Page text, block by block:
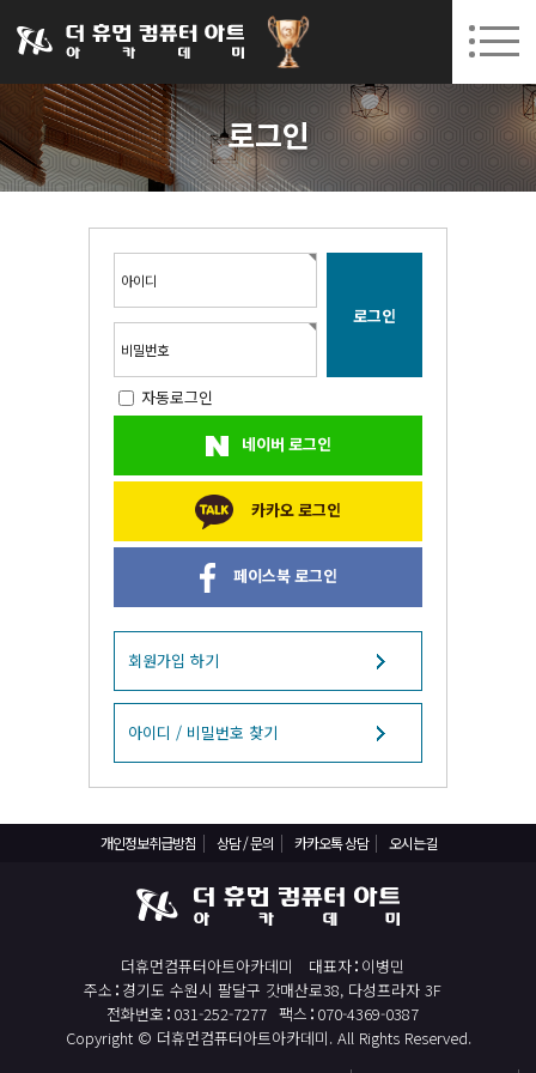
031-252-7277 수원캠퍼스 개강 08. 12.(수)
회원가입 고객센터
로그인
아이디
비밀번호
자동로그인
네이버 로그인
카카오 로그인
페이스북 로그인
회원가입 하기
아이디 / 비밀번호 찾기
개인정보취급방침 상담 / 문의 카카오톡 상담 오시는길
더휴먼컴퓨터아트아카데미 대표자 이병민
주소 경기도 수원시 팔달구 갓매산로38, 다성프라자 3F
전화번호 031-252-7277 팩스 070-4369-0387
Copyright © 더휴먼컴퓨터아트아카데미. All Rights Reserved.
아카데미소개
인사말
국비지원 무료교육
BIM 건축설계 및 실내건축설계(캐드(CAD),맥스(MAX),레빗(REVIT))실무자 양성과정
React, Veu 프레임워크 기반 프론트엔드 개발 양성 지원
반응형/웹퍼블리셔/프론트엔드 웹개발자(웹디자인)
자바(Java)기반 JSP/스프링 웹개발자(정보처리산업기사)(과정평가형)
디지털컨버전스 자바(JAVA)개발자(전자정부 프레임워크/SPRING)
전산세무회계 자격취득과정[전산회계1급/전산세무2급/FAT1급/TAT2급]
컴퓨터활용능력2급(필기+실기) 및 ITQ자격증 취득(한글,엑셀,파워포인트)
직업상담사 2급 (필기+실기) 자격증 취득과정
일러스트 자격증 취득과정(GTQi 1급)
전산회계 1급 / FAT 1급 자격증 취득과정
전산세무 2급 / TAT 2급 자격증 취득과정